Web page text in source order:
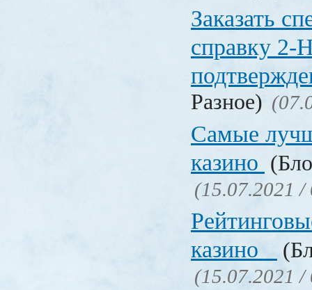
Заказать
справку
Разное)
Самые
казино
(15.07.2021 /
казино
(15.07.2021 /